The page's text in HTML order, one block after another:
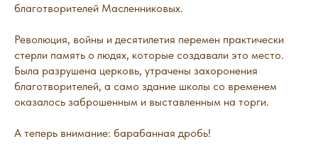
благотворителей Масленниковых.
Революция, войны и десятилетия перемен практически
стерли память о людях, которые создавали это место.
Была разрушена церковь, утрачены захоронения
благотворителей, а само здание школы со временем
оказалось заброшенным и выставленным на торги.
А теперь внимание: барабанная дробь!